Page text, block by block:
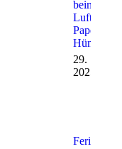
beim
29.
2025